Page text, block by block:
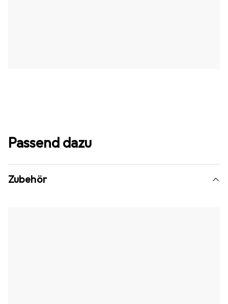
Passend dazu
Zubehör